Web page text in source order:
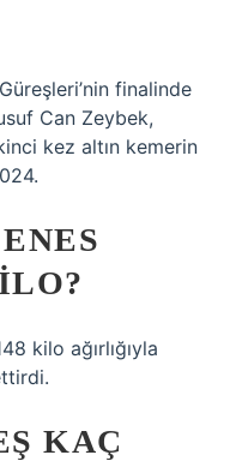
finalinde
Can Zeybek,
kez altın kemerin
kilo ağırlığıyla
KAÇ